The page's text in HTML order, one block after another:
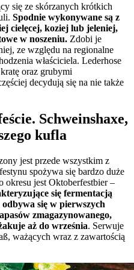
się ze skórzanych krótkich
Spodnie wykonywane są z
cielęcej, koziej lub jeleniej,
w noszeniu. Zdobi je
ze względu na regionalne
właściciela. Lederhose
oraz grubymi
decydują się na nie także
Schweinshaxe,
kufla
jest przede wszystkim z
spożywa się bardzo duże
okresu jest Oktoberfestbier –
się fermentacją
się w pierwszych
zmagazynowanego,
aż do września. Serwuje
ważących wraz z zawartością